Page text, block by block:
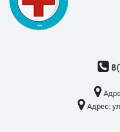
Адрес: